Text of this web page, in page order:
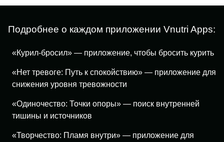
Подробнее о каждом приложении Vnutri Apps:
«Курил-бросил» — приложение, чтобы бросить курить
«Нет тревоге: Путь к спокойствию» — приложение для
снижения уровня тревожности
«Одиночество: Точки опоры» — поиск внутренней
тишины и источников
«Творчество: Пламя внутри» — приложение для